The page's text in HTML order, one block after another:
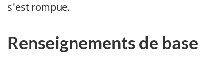
s'est rompue.
Renseignements de base